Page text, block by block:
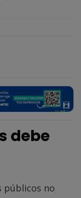
debe
públicos no